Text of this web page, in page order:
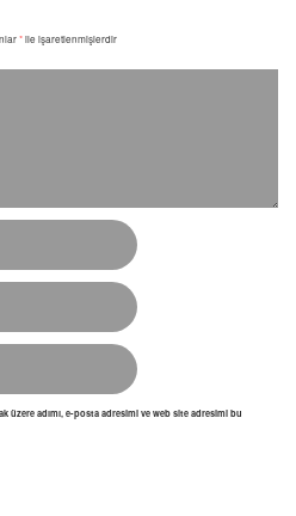
*ile işaretlenmişlerdir
üzere adımı, e-posta adresimi ve web site adresimi bu